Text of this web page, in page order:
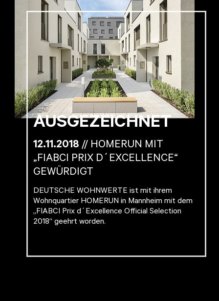
AUSGEZEICHNET
12.11.2018 // HOMERUN MIT
„FIABCI PRIX D´EXCELLENCE“
GEWÜRDIGT
DEUTSCHE WOHNWERTE ist mit ihrem
Wohnquartier HOMERUN in Mannheim mit dem
„FIABCI Prix d´Excellence Official Selection
2018“ geehrt worden.